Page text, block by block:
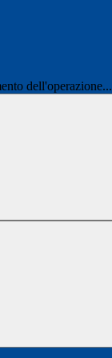
dell'operazione...